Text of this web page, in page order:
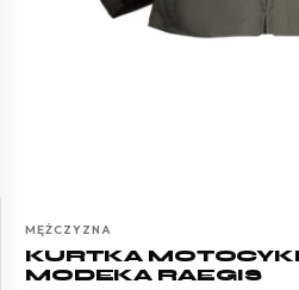
MĘŻCZYZNA
KURTKA
MODEKA RAEGIS